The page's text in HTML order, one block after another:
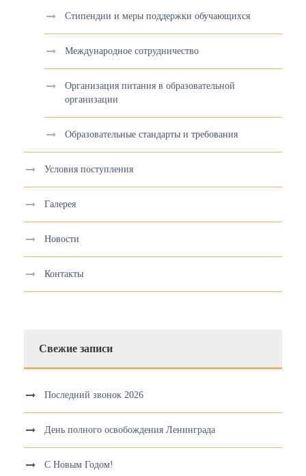
Стипендии и меры поддержки обучающихся
Международное сотрудничество
Организация питания в образовательной
организации
Образовательные стандарты и требования
Условия поступления
Галерея
Новости
Контакты
Свежие записи
Последний звонок 2026
День полного освобождения Ленинграда
С Новым Годом!